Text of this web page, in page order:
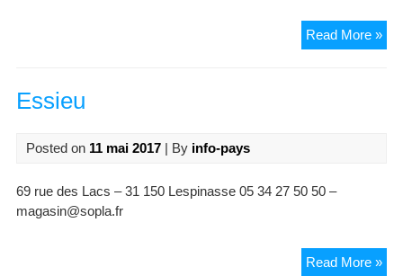
Read More »
Essieu
Posted on 11 mai 2017| By info-pays
69 rue des Lacs – 31 150 Lespinasse 05 34 27 50 50 –
magasin@sopla.fr
Read More »